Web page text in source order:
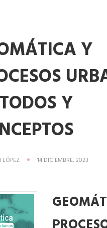
Y
Y
LÓPEZ 14 DICIEMBRE, 2023